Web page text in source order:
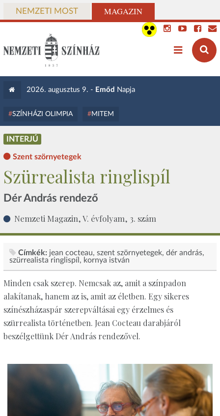
NEMZETI MOST MAGAZIN
2026. augusztus 9. - Emőd Napja
SZÍNHÁZI OLIMPIA MITEM
INTERJÚ
Szent szörnyetegek
Szürrealista ringlispíl
Dér András rendező
Nemzeti Magazin, V. évfolyam, 3. szám
Címkék: jean cocteau szent szörnyetegek dér andrás
szürrealista ringlispíl
kornya istván
Minden csak szerep. Nemcsak az, amit a színpadon
alakítanak, hanem az is, amit az életben. Egy sikeres
színészházaspár szerepváltásai egy érzelmes és
szürrealista történetben. Jean Cocteau darabjáról
beszélgettünk Dér András rendezővel.